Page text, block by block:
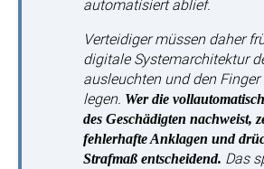
automatisiert ablief.
Verteidiger müssen daher
digitale Systemarchitektur
ausleuchten und den Finger
legen. Wer die
des Geschädigten nachweist,
fehlerhafte Anklagen und
Strafmaß entscheidend. Das